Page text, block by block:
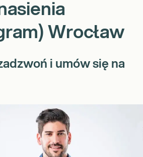
Wrocław
i umów się na